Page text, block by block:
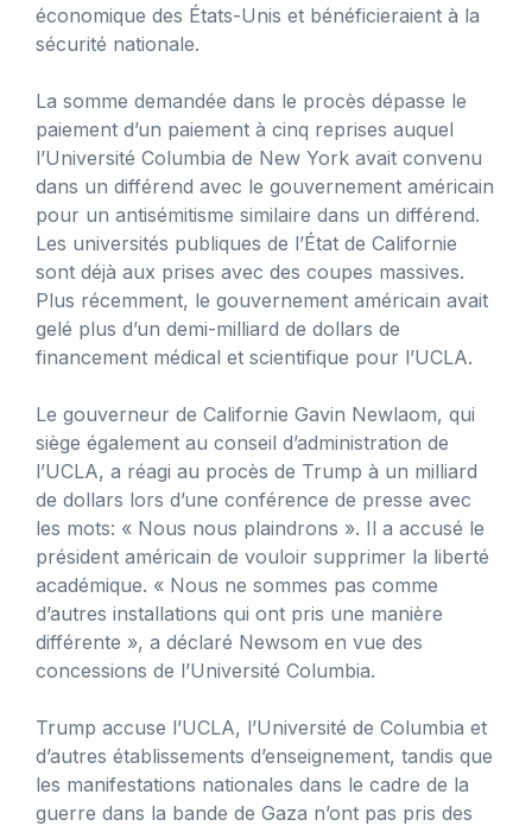
économique des États-Unis et bénéficieraient à la
sécurité nationale.
La somme demandée dans le procès dépasse le
paiement d’un paiement à cinq reprises auquel
l’Université Columbia de New York avait convenu
dans un différend avec le gouvernement américain
pour un antisémitisme similaire dans un différend.
Les universités publiques de l’État de Californie
sont déjà aux prises avec des coupes massives.
Plus récemment, le gouvernement américain avait
gelé plus d’un demi-milliard de dollars de
financement médical et scientifique pour l’UCLA.
Le gouverneur de Californie Gavin Newlaom, qui
siège également au conseil d’administration de
l’UCLA, a réagi au procès de Trump à un milliard
de dollars lors d’une conférence de presse avec
les mots: « Nous nous plaindrons ». Il a accusé le
président américain de vouloir supprimer la liberté
académique. « Nous ne sommes pas comme
d’autres installations qui ont pris une manière
différente », a déclaré Newsom en vue des
concessions de l’Université Columbia.
Trump accuse l’UCLA, l’Université de Columbia et
d’autres établissements d’enseignement, tandis que
les manifestations nationales dans le cadre de la
guerre dans la bande de Gaza n’ont pas pris des